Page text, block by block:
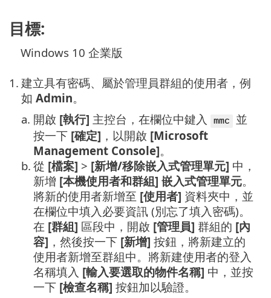
目標:
Windows 10 企業版
1. 建立具有密碼、屬於管理員群組的使用者，例
如 Admin。
a. 開啟 [執行] 主控台，在欄位中鍵入 mmc
並
按一下 [確定] ，以開啟 [Microsoft
Management Console]。
b. 從 [檔案] > [新增/移除嵌入式管理單元] 中，
新增 [本機使用者和群組] 嵌入式管理單元。
將新的使用者新增至 [使用者] 資料夾中，並
在欄位中填入必要資訊 (別忘了填入密碼)。
在 [群組] 區段中，開啟 [管理員] 群組的 [內
容] ，然後按一下 [新增] 按鈕，將新建立的
使用者新增至群組中。將新建使用者的登入
名稱填入 [輸入要選取的物件名稱] 中，並按
一下 [檢查名稱] 按鈕加以驗證。